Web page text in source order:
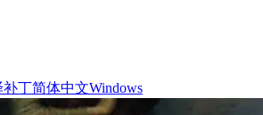
补丁简体中文Windows